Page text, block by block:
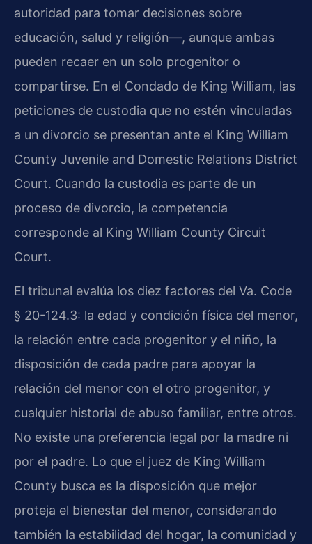
autoridad para tomar decisiones sobre
educación, salud y religión—, aunque ambas
pueden recaer en un solo progenitor o
compartirse. En el Condado de King William, las
peticiones de custodia que no estén vinculadas
a un divorcio se presentan ante el King William
County Juvenile and Domestic Relations District
Court. Cuando la custodia es parte de un
proceso de divorcio, la competencia
corresponde al King William County Circuit
Court.
El tribunal evalúa los diez factores del Va. Code
§ 20-124.3: la edad y condición física del menor,
la relación entre cada progenitor y el niño, la
disposición de cada padre para apoyar la
relación del menor con el otro progenitor, y
cualquier historial de abuso familiar, entre otros.
No existe una preferencia legal por la madre ni
por el padre. Lo que el juez de King William
County busca es la disposición que mejor
proteja el bienestar del menor, considerando
también la estabilidad del hogar, la comunidad y